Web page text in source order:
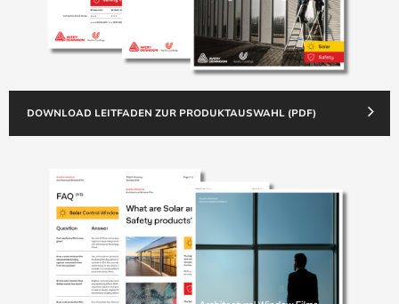
DOWNLOAD LEITFADEN ZUR PRODUKTAUSWAHL (PDF)